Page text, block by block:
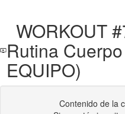
WORKOUT
Rutina
EQUIPO)
Contenido de la